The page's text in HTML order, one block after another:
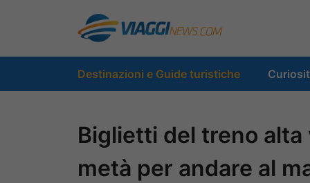
contenuto
Destinazioni e Guide turistiche
Biglietti del treno
metà per andare al